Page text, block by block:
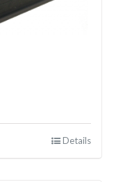
Details